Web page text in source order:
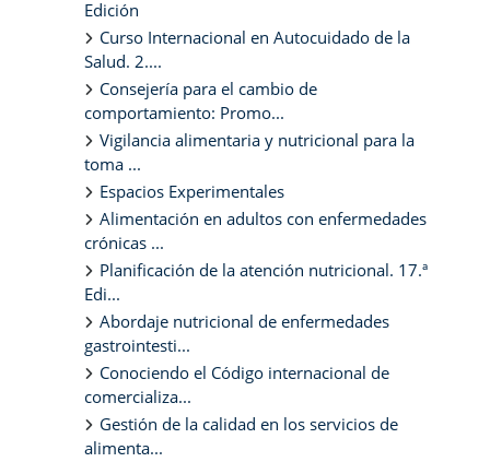
Edición
Curso Internacional en Autocuidado de la
Salud. 2....
Consejería para el cambio de
comportamiento: Promo...
Vigilancia alimentaria y nutricional para la
toma ...
Espacios Experimentales
Alimentación en adultos con enfermedades
crónicas ...
Planificación de la atención nutricional. 17.ª
Edi...
Abordaje nutricional de enfermedades
gastrointesti...
Conociendo el Código internacional de
comercializa...
Gestión de la calidad en los servicios de
alimenta...